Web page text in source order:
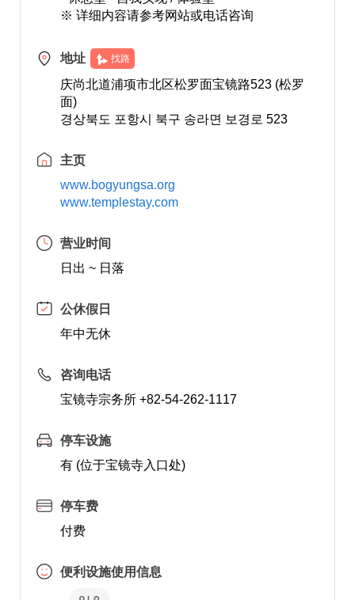
※ 详细内容请参考网站或电话咨询
地址 找路
庆尚北道浦项市北区松罗面宝镜路523 (松罗
面)
경상북도 포항시 북구 송라면 보경로 523
主页
www.bogyungsa.org
www.templestay.com
营业时间
日出 ~ 日落
公休假日
年中无休
咨询电话
宝镜寺宗务所 +82-54-262-1117
停车设施
有 (位于宝镜寺入口处)
停车费
付费
便利设施使用信息